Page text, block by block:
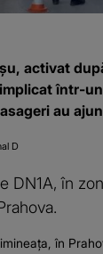
activat
într-
au
D
DN1A, în
în